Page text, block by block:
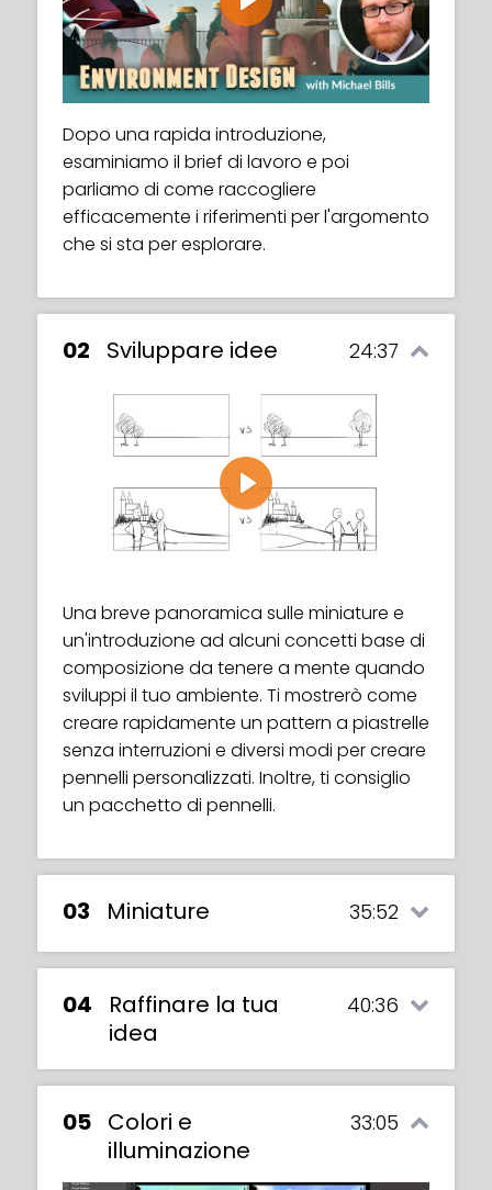
Play
Dopo una rapida introduzione,
esaminiamo il brief di lavoro e poi
parliamo di come raccogliere
efficacemente i riferimenti per l'argomento
che si sta per esplorare.
02 Sviluppare idee 24:37
Play
Una breve panoramica sulle miniature e
un'introduzione ad alcuni concetti base di
composizione da tenere a mente quando
sviluppi il tuo ambiente. Ti mostrerò come
creare rapidamente un pattern a piastrelle
senza interruzioni e diversi modi per creare
pennelli personalizzati. Inoltre, ti consiglio
un pacchetto di pennelli.
03 Miniature 35:52
04
Raffinare la tua
idea
40:36
05 Colori e
illuminazione
33:05